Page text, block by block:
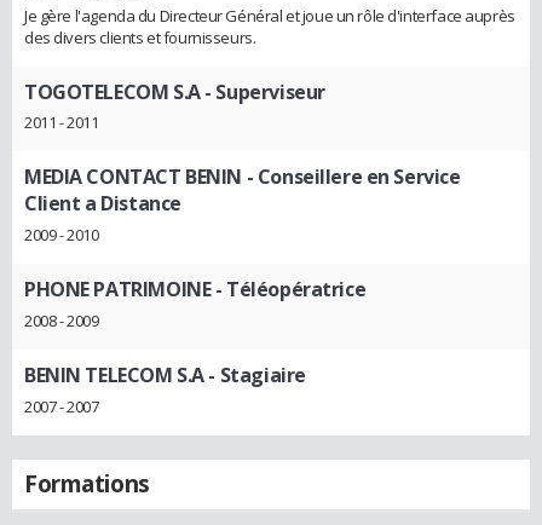
Je gère l'agenda du Directeur Général et joue un rôle d'interface auprès
des divers clients et fournisseurs.
TOGOTELECOM S.A- Superviseur
2011 - 2011
MEDIA CONTACT BENIN - Conseillere en Service
Client a Distance
2009 - 2010
PHONE PATRIMOINE- Téléopératrice
2008 - 2009
BENIN TELECOM S.A- Stagiaire
2007 - 2007
Formations